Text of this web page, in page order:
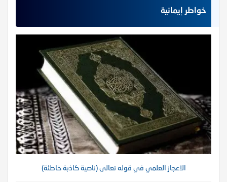
خواطر إيمانية
الاعجاز العلمي في قوله تعالى (ناصية كاذبة خاطئة)